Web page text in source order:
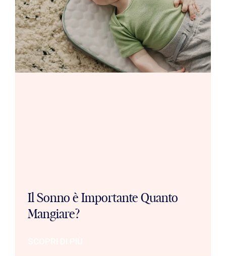
Il Sonno è Importante Quanto
Mangiare?